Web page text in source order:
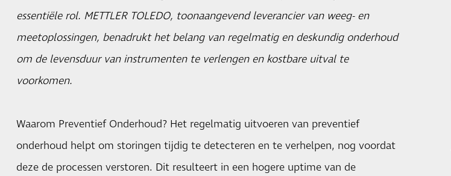
essentiële rol. METTLER TOLEDO, toonaangevend leverancier van weeg- en
meetoplossingen, benadrukt het belang van regelmatig en deskundig onderhoud
om de levensduur van instrumenten te verlengen en kostbare uitval te
voorkomen.
Waarom Preventief Onderhoud? Het regelmatig uitvoeren van preventief
onderhoud helpt om storingen tijdig te detecteren en te verhelpen, nog voordat
deze de processen verstoren. Dit resulteert in een hogere uptime van de